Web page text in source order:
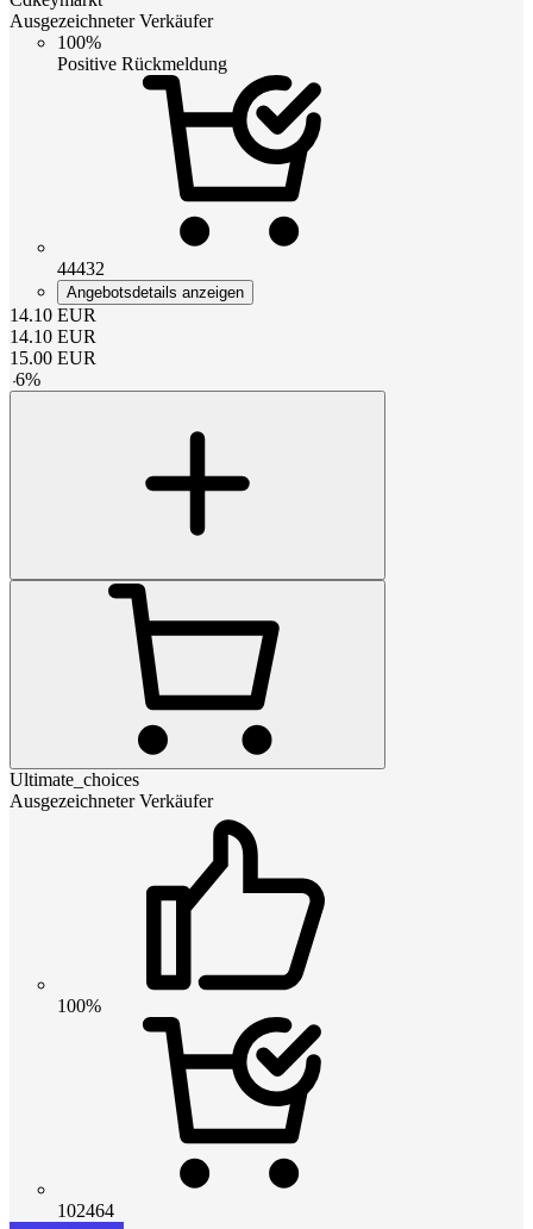
Ausgezeichneter Verkäufer
100%
Positive Rückmeldung
44432
Angebotsdetails anzeigen
14.10 EUR
14.10 EUR
15.00 EUR
-6%
Ultimate_choices
Ausgezeichneter Verkäufer
100%
102464